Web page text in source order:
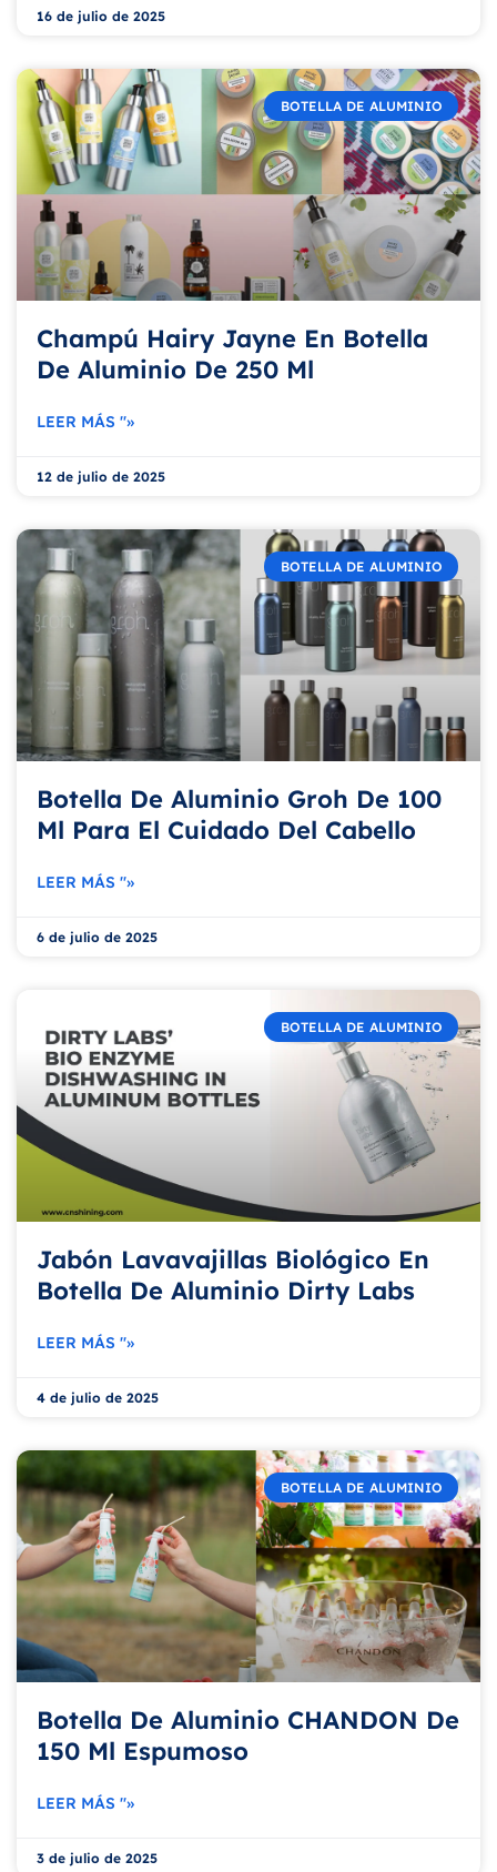
16 de julio de 2025
BOTELLA DE ALUMINIO
Champú Hairy Jayne En Botella
De Aluminio De 250 Ml
LEER MÁS "»
12 de julio de 2025
BOTELLA DE ALUMINIO
Botella De Aluminio Groh De 100
Ml Para El Cuidado Del Cabello
LEER MÁS "»
6 de julio de 2025
BOTELLA DE ALUMINIO
Jabón Lavavajillas Biológico En
Botella De Aluminio Dirty Labs
LEER MÁS "»
4 de julio de 2025
BOTELLA DE ALUMINIO
Botella De Aluminio CHANDON De
150 Ml Espumoso
LEER MÁS "»
3 de julio de 2025